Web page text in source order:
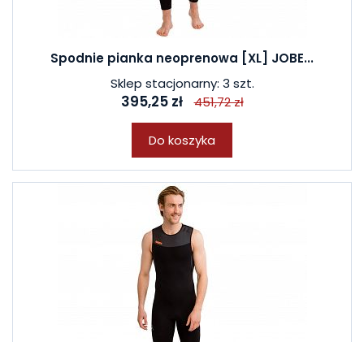
Spodnie pianka neoprenowa [XL] JOBE...
Sklep stacjonarny: 3 szt.
395,25 zł 451,72 zł
Do koszyka